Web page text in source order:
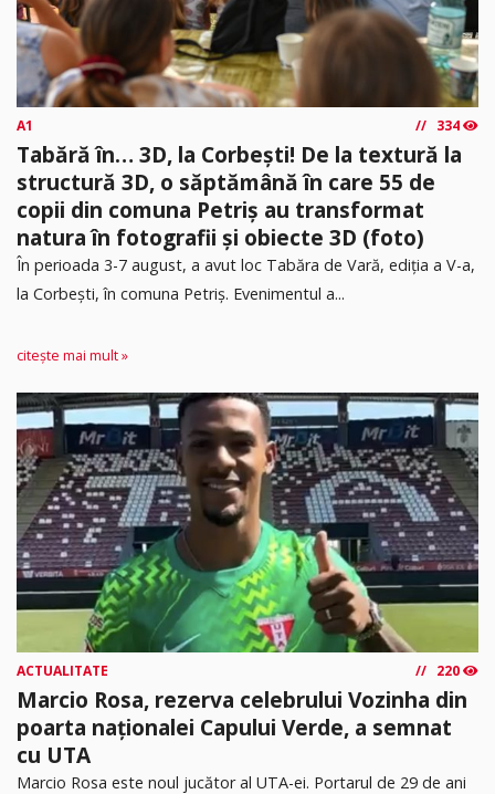
A1 334
Tabără în… 3D, la Corbești! De la textură la
structură 3D, o săptămână în care 55 de
copii din comuna Petriș au transformat
natura în fotografii și obiecte 3D (foto)
În perioada 3-7 august, a avut loc Tabăra de Vară, ediția a V-a,
la Corbești, în comuna Petriș. Evenimentul a...
citește mai mult »
ACTUALITATE 220
Marcio Rosa, rezerva celebrului Vozinha din
poarta naționalei Capului Verde, a semnat
cu UTA
Marcio Rosa este noul jucător al UTA-ei. Portarul de 29 de ani